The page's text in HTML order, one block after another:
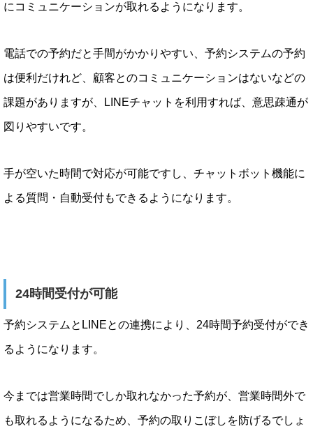
にコミュニケーションが取れるようになります。
電話での予約だと手間がかかりやすい、予約システムの予約
は便利だけれど、顧客とのコミュニケーションはないなどの
課題がありますが、LINEチャットを利用すれば、意思疎通が
図りやすいです。
手が空いた時間で対応が可能ですし、チャットボット機能に
よる質問・自動受付もできるようになります。
24時間受付が可能
予約システムとLINEとの連携により、24時間予約受付ができ
るようになります。
今までは営業時間でしか取れなかった予約が、営業時間外で
も取れるようになるため、予約の取りこぼしを防げるでしょ